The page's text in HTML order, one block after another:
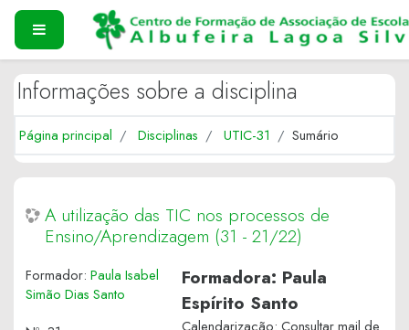
Ir para o conteúdo principal
PAINEL LATERAL
Informações sobre a disciplina
Página principal Disciplinas UTIC-31 Sumário
A utilização das TIC nos processos de
Ensino/Aprendizagem (31 - 21/22)
Formadora: Paula
Espírito Santo
Calendarização: Consultar mail de
Formador: Paula Isabel
Simão Dias Santo